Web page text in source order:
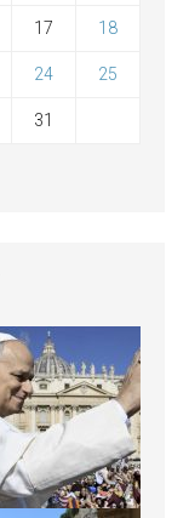
17 18
24 25
31